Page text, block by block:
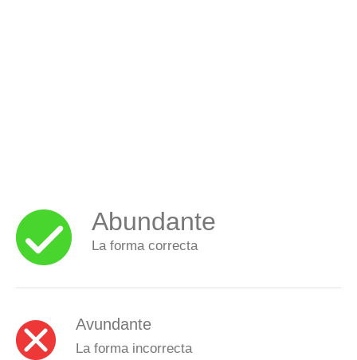
Abundante
La forma correcta
Avundante
La forma incorrecta